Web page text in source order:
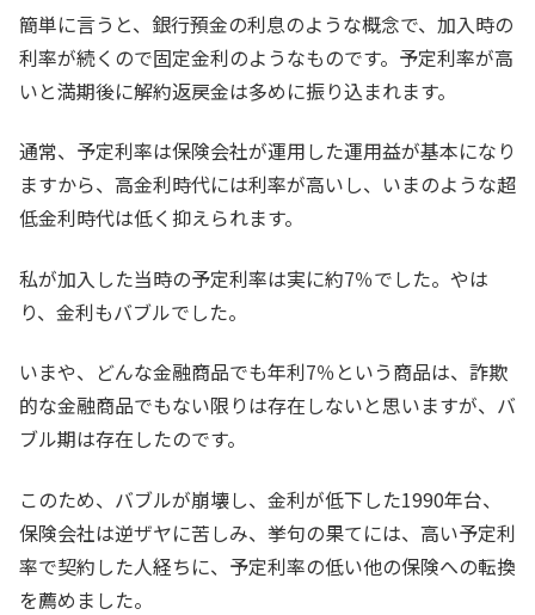
簡単に言うと、銀行預金の利息のような概念で、加入時の
利率が続くので固定金利のようなものです。予定利率が高
いと満期後に解約返戻金は多めに振り込まれます。
通常、予定利率は保険会社が運用した運用益が基本になり
ますから、高金利時代には利率が高いし、いまのような超
低金利時代は低く抑えられます。
私が加入した当時の予定利率は実に約7％でした。やは
り、金利もバブルでした。
いまや、どんな金融商品でも年利7％という商品は、詐欺
的な金融商品でもない限りは存在しないと思いますが、バ
ブル期は存在したのです。
このため、バブルが崩壊し、金利が低下した1990年台、
保険会社は逆ザヤに苦しみ、挙句の果てには、高い予定利
率で契約した人経ちに、予定利率の低い他の保険への転換
を薦めました。